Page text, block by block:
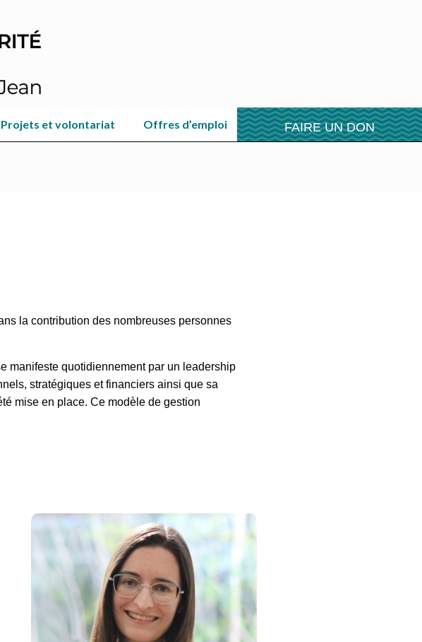
Projets et volontariat Offres d’emploi FAIRE UN DON
la contribution des nombreuses personnes
manifeste quotidiennement par un leadership
stratégiques et financiers ainsi que sa
mise en place. Ce modèle de gestion